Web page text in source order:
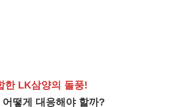
한 LK삼양의 돌풍!
떻게 대응해야 할까?